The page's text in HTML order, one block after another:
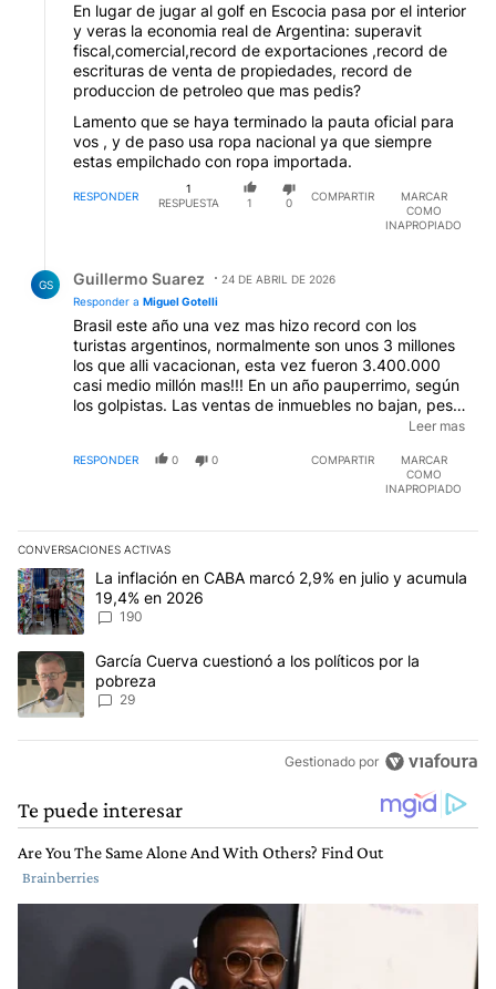
En lugar de jugar al golf en Escocia pasa por el interior
y veras la economia real de Argentina: superavit
fiscal,comercial,record de exportaciones ,record de
escrituras de venta de propiedades, record de
produccion de petroleo que mas pedis?
Lamento que se haya terminado la pauta oficial para
vos , y de paso usa ropa nacional ya que siempre
estas empilchado con ropa importada.
RESPONDER
1
RESPUESTA
1 0
COMPARTIR
MARCAR
COMO
INAPROPIADO
GS Guillermo Suarez
24 DE ABRIL DE 2026
Responder a Miguel Gotelli
Brasil este año una vez mas hizo record con los
turistas argentinos, normalmente son unos 3 millones
los que alli vacacionan, esta vez fueron 3.400.000
casi medio millón mas!!! En un año pauperrimo, según
los golpistas. Las ventas de inmuebles no bajan, pese
a los pocos créditos, asi como la venta de 0 kms!!!
conourbano, donde Kicilloff no tiene, ni escuelas, ni
luz, ni cloacas, ni hospitales, ni policía, ni calles, ni
Leer mas
RESPONDER 0 0 COMPARTIR
MARCAR
COMO
INAPROPIADO
CONVERSACIONES ACTIVAS
Este listado muestra los artículos con más comentarios en los
Un artículo de tendencia con el título "La inflación en CABA
La inflación en CABA marcó 2,9% en julio y acumula
19,4% en 2026
190
Un artículo de tendencia con el título "García Cuerva cuestionó
García Cuerva cuestionó a los políticos por la
pobreza
29
Gestionado por